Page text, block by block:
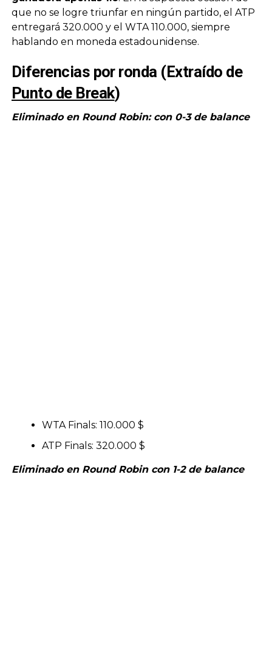
que no se logre triunfar en ningún partido, el ATP
entregará 320.000 y el WTA 110.000, siempre
hablando en moneda estadounidense.
Diferencias por ronda (Extraído de
Punto de Break)
Eliminado en Round Robin: con 0-3 de balance
WTA Finals: 110.000 $
ATP Finals: 320.000 $
Eliminado en Round Robin con 1-2 de balance